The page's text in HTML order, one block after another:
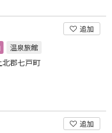
追加
温泉旅館
郡七戸町
追加